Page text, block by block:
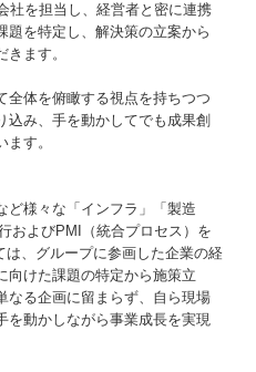
社を担当し、経営者と密に連携
題を特定し、解決策の立案から
ます。
全体を俯瞰する視点を持ちつつ
込み、手を動かしてでも成果創
す。
ど様々な「インフラ」「製造
およびPMI（統合プロセス）を
、グループに参画した企業の経
向けた課題の特定から施策立
なる企画に留まらず、自ら現場
を動かしながら事業成長を実現